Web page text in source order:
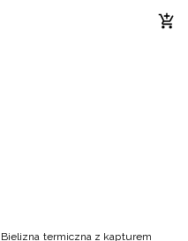
Bielizna termiczna z kapturem